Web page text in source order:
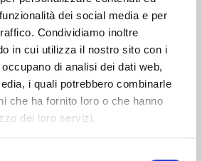
dei social media e per
Condividiamo inoltre
in cui utilizza il nostro sito con i
di analisi dei dati web,
i quali potrebbero combinarle
che ha fornito loro o che hanno
dei loro servizi.
della serie